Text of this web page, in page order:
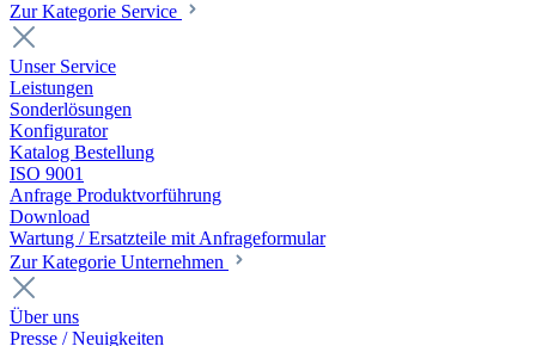
Zur Kategorie Service
Unser Service
Leistungen
Sonderlösungen
Konfigurator
Katalog Bestellung
ISO 9001
Anfrage Produktvorführung
Download
Wartung / Ersatzteile mit Anfrageformular
Zur Kategorie Unternehmen
Über uns
Presse / Neuigkeiten